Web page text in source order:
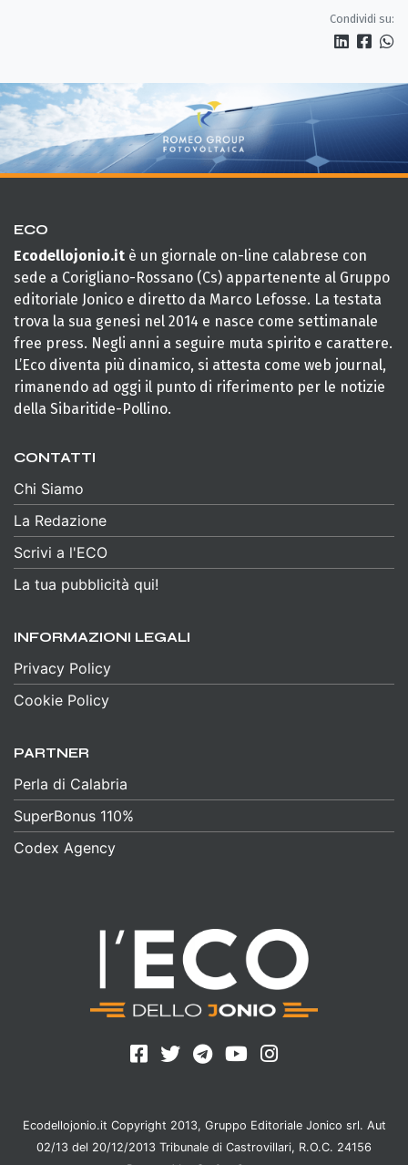
Condividi su:
ECO
Ecodellojonio.it è un giornale on-line calabrese con
sede a Corigliano-Rossano (Cs) appartenente al Gruppo
editoriale Jonico e diretto da Marco Lefosse. La testata
trova la sua genesi nel 2014 e nasce come settimanale
free press. Negli anni a seguire muta spirito e carattere.
L’Eco diventa più dinamico, si attesta come web journal,
rimanendo ad oggi il punto di riferimento per le notizie
della Sibaritide-Pollino.
CONTATTI
Chi Siamo
La Redazione
Scrivi a l'ECO
La tua pubblicità qui!
INFORMAZIONI LEGALI
Privacy Policy
Cookie Policy
PARTNER
Perla di Calabria
SuperBonus 110%
Codex Agency
Ecodellojonio.it Copyright 2013, Gruppo Editoriale Jonico srl. Aut
02/13 del 20/12/2013 Tribunale di Castrovillari, R.O.C. 24156